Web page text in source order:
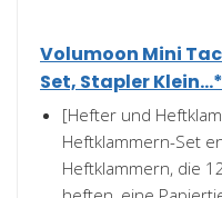
Volumoon Mini
Set, Stapler Klein...*
[Hefter und
Heftklammern-Set
Heftklammern, die